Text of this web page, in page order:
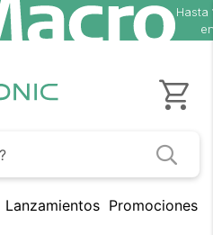
Hasta18 cuotas sin interés
en seleccionados
Lanzamientos Promociones